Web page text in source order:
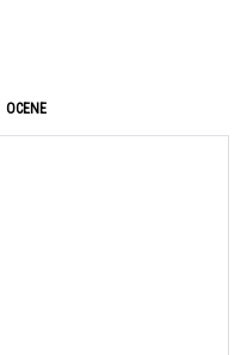
OCENE